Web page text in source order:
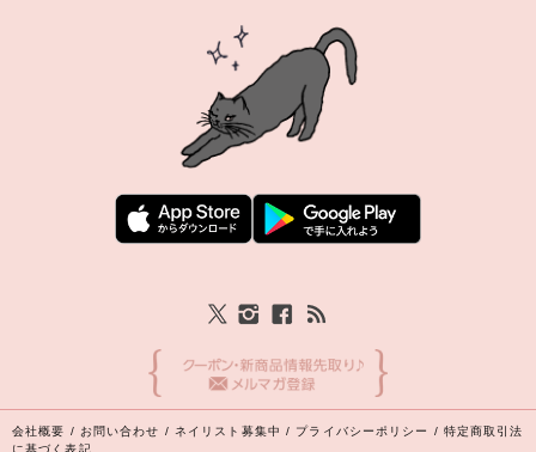
会社概要 / お問い合わせ / ネイリスト募集中 / プライバシーポリシー / 特定商取引法
に基づく表記